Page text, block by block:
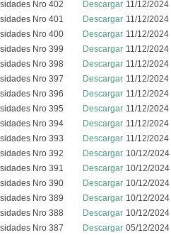
Nro 402 Descargar 11/12/2024
Nro 401 Descargar 11/12/2024
Nro 400 Descargar 11/12/2024
Nro 399 Descargar 11/12/2024
Nro 398 Descargar 11/12/2024
Nro 397 Descargar 11/12/2024
Nro 396 Descargar 11/12/2024
Nro 395 Descargar 11/12/2024
Nro 394 Descargar 11/12/2024
Nro 393 Descargar 11/12/2024
Nro 392 Descargar 10/12/2024
Nro 391 Descargar 10/12/2024
Nro 390 Descargar 10/12/2024
Nro 389 Descargar 10/12/2024
Nro 388 Descargar 10/12/2024
Nro 387 Descargar 05/12/2024